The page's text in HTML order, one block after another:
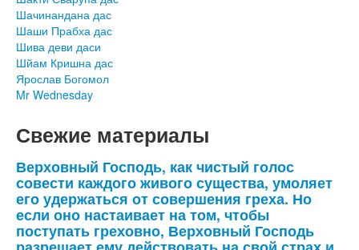
Шачинандана дас
Шаши Прабха дас
Шива деви даси
Шйам Кришна дас
Ярослав Богомол
Mr Wednesday
Свежие материалы
Верховный Господь, как чистый голос
совести каждого живого существа, умоляет
его удержаться от совершения греха. Но
если оно настаивает на том, чтобы
поступать греховно, Верховный Господь